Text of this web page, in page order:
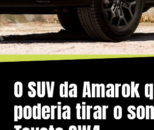
O SUV da Amarok
poderia tirar o